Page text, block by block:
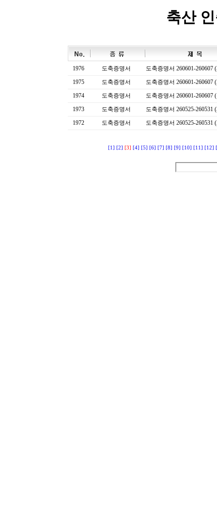
축산
1976 도축증명서
도축증명서 260601-260607
1975
도축증명서
도축증명서 260601-260607
1974
도축증명서
도축증명서 260601-260607
1973
도축증명서
도축증명서 260525-260531
1972
도축증명서 도축증명서 260525-260531
[1] [2] [3] [4] [5] [6] [7] [8] [9] [10] [11] [12]